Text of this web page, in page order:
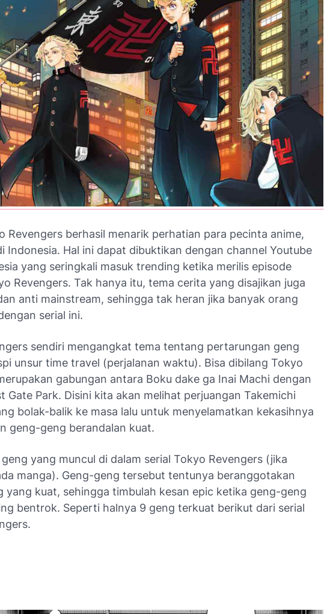
Revengers berhasil menarik perhatian para pecinta anime,
Indonesia. Hal ini dapat dibuktikan dengan channel Youtube
yang seringkali masuk trending ketika merilis episode
Revengers. Tak hanya itu, tema cerita yang disajikan juga
anti mainstream, sehingga tak heran jika banyak orang
serial ini.
sendiri mengangkat tema tentang pertarungan geng
unsur time travel (perjalanan waktu). Bisa dibilang Tokyo
gabungan antara Boku dake ga Inai Machi dengan
Gate Park. Disini kita akan melihat perjuangan Takemichi
bolak-balik ke masa lalu untuk menyelamatkan kekasihnya
geng-geng berandalan kuat.
yang muncul di dalam serial Tokyo Revengers (jika
manga). Geng-geng tersebut tentunya beranggotakan
yang kuat, sehingga timbulah kesan epic ketika geng-geng
bentrok. Seperti halnya 9 geng terkuat berikut dari serial